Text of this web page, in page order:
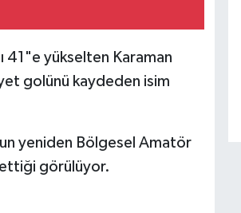
41"e yükselten Karaman
golünü kaydeden isim
yeniden Bölgesel Amatör
görülüyor.